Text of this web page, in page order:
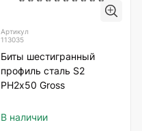
Артикул
113035
Биты шестигранный
профиль сталь S2
PH2х50 Gross
В наличии